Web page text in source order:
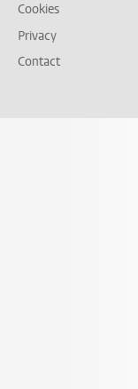
Cookies
Privacy
Contact